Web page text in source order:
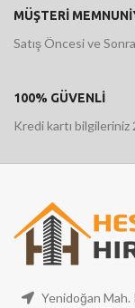
MÜŞTERİ
Satış Öncesi ve
100% GÜVENLİ
Kredi kartı bilgileriniz
Yenidoğan Mah.